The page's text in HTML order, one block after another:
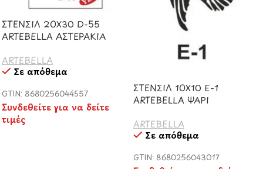
ΣΤΕΝΣΙΛ 20Χ30 D-55
ARTEBELLA ΑΣΤΕΡΑΚΙΑ
ARTEBELLA
Σε απόθεμα
GTIN: 8680256044557
Συνδεθείτε για να δείτε
τιμές
ΣΤΕΝΣΙΛ 10Χ10 Ε-1
ARTEBELLA ΨΑΡΙ
ARTEBELLA
Σε απόθεμα
GTIN: 8680256043017